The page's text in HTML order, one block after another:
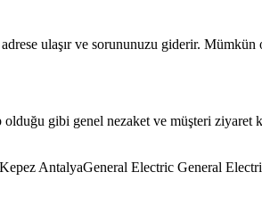
ulaşır ve sorununuzu giderir. Mümkün
gibi genel nezaket ve müşteri
AntalyaGeneral Electric General